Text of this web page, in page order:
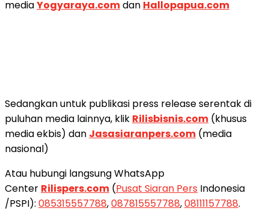
mediaYogyaraya.comdan Hallopapua.com
Sedangkan untuk publikasi press release serentak di
puluhan media lainnya, klik Rilisbisnis.com (khusus
media ekbis) dan Jasasiaranpers.com (media
nasional)
Atau hubungi langsung WhatsApp
Center Rilispers.com (Pusat Siaran Pers Indonesia
/PSPI): 085315557788,087815557788,08111157788.